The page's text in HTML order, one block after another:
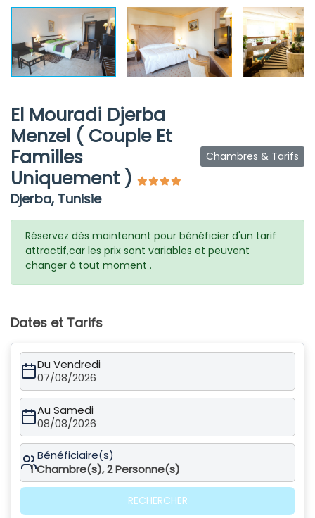
El Mouradi Djerba
Menzel ( Couple Et
Familles
Uniquement )
Djerba, Tunisie
Chambres & Tarifs
Réservez dès maintenant pour bénéficier d'un tarif
attractif,car les prix sont variables et peuvent
changer à tout moment .
Dates et Tarifs
Du Vendredi
07/08/2026
Au Samedi
08/08/2026
Bénéficiaire(s)
1Chambre(s),2Personne(s)
RECHERCHER